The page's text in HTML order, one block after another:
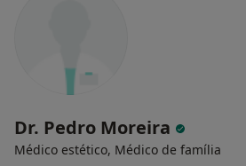
Dr. Pedro Moreira
Médico estético, Médico de família